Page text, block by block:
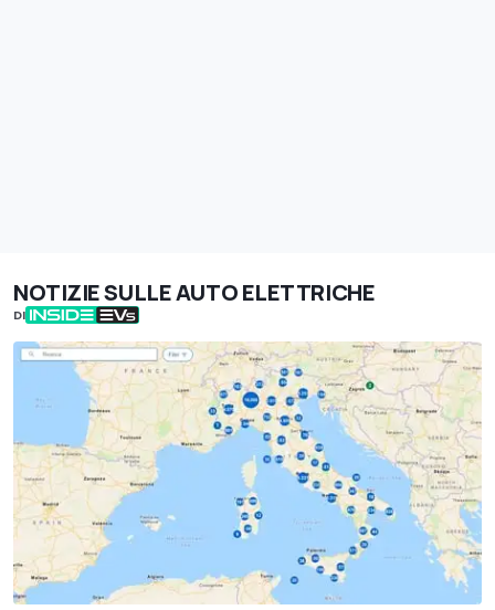
NOTIZIE SULLE AUTO ELETTRICHE
DI